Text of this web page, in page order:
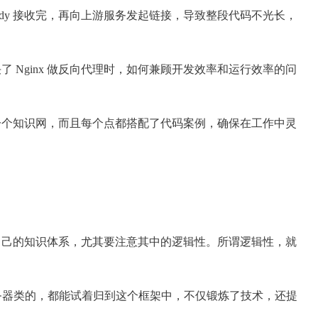
接收完，再向上游服务发起链接，导致整段代码不光长，
Nginx 做反向代理时，如何兼顾开发效率和运行效率的问
知识网，而且每个点都搭配了代码案例，确保在工作中灵
的知识体系，尤其要注意其中的逻辑性。所谓逻辑性，就
类的，都能试着归到这个框架中，不仅锻炼了技术，还提